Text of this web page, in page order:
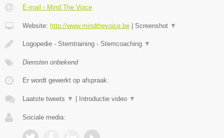
E-mail › Mind The Voice
Website: http://www.mindthevoice.be Screenshot ▼
Logopedie - Stemtraining - Stemcoaching ▼
Diensten onbekend
Er wordt gewerkt op afspraak.
Laatste tweets ▼ Introductie video ▼
Sociale media: